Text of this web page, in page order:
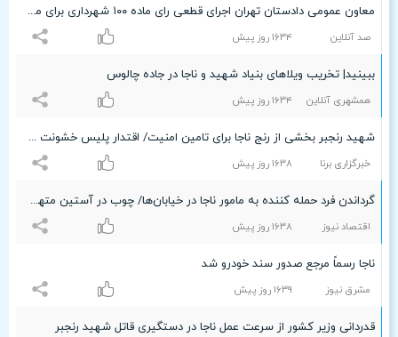
معاون عمومی دادستان تهران اجرای قطعی رای ماده ۱۰۰ شهرداری برای مجتمع پالادیوم را به ناجا ابلاغ کرد
صد آنلاین ۱۶٣۴ روز پیش
ببینید| تخریب ویلاهای بنیاد شهید و ناجا در جاده چالوس
همشهری آنلاین ۱۶٣۴ روز پیش
شهید رنجبر بخشی از رنج ناجا برای تامین امنیت/ اقتدار پلیس خشونت اوباش را خفه می‌کند
خبرگزاری برنا ۱۶٣۸ روز پیش
گرداندن فرد حمله کننده به مامور ناجا در خیابان‌ها/ چوب در آستین متهم کردند!+ عکس
اقتصاد نیوز ۱۶٣۸ روز پیش
ناجا رسماً مرجع صدور سند خودرو شد
مشرق نیوز ۱۶٣٩ روز پیش
قدردانی وزیر کشور از سرعت عمل ناجا در دستگیری قاتل شهید رنجبر